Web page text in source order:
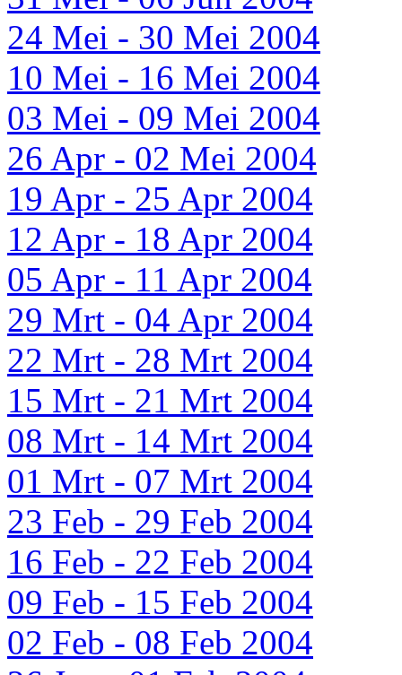
24 Mei - 30 Mei 2004
10 Mei - 16 Mei 2004
03 Mei - 09 Mei 2004
26 Apr - 02 Mei 2004
19 Apr - 25 Apr 2004
12 Apr - 18 Apr 2004
05 Apr - 11 Apr 2004
29 Mrt - 04 Apr 2004
22 Mrt - 28 Mrt 2004
15 Mrt - 21 Mrt 2004
08 Mrt - 14 Mrt 2004
01 Mrt - 07 Mrt 2004
23 Feb - 29 Feb 2004
16 Feb - 22 Feb 2004
09 Feb - 15 Feb 2004
02 Feb - 08 Feb 2004